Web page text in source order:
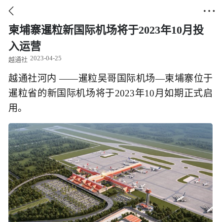
 
柬埔寨暹粒新国际机场将于2023年10月投
入运营
越通社 2023-04-25
越通社河内 ——暹粒吴哥国际机场—柬埔寨位于
暹粒省的新国际机场将于2023年10月如期正式启
用。